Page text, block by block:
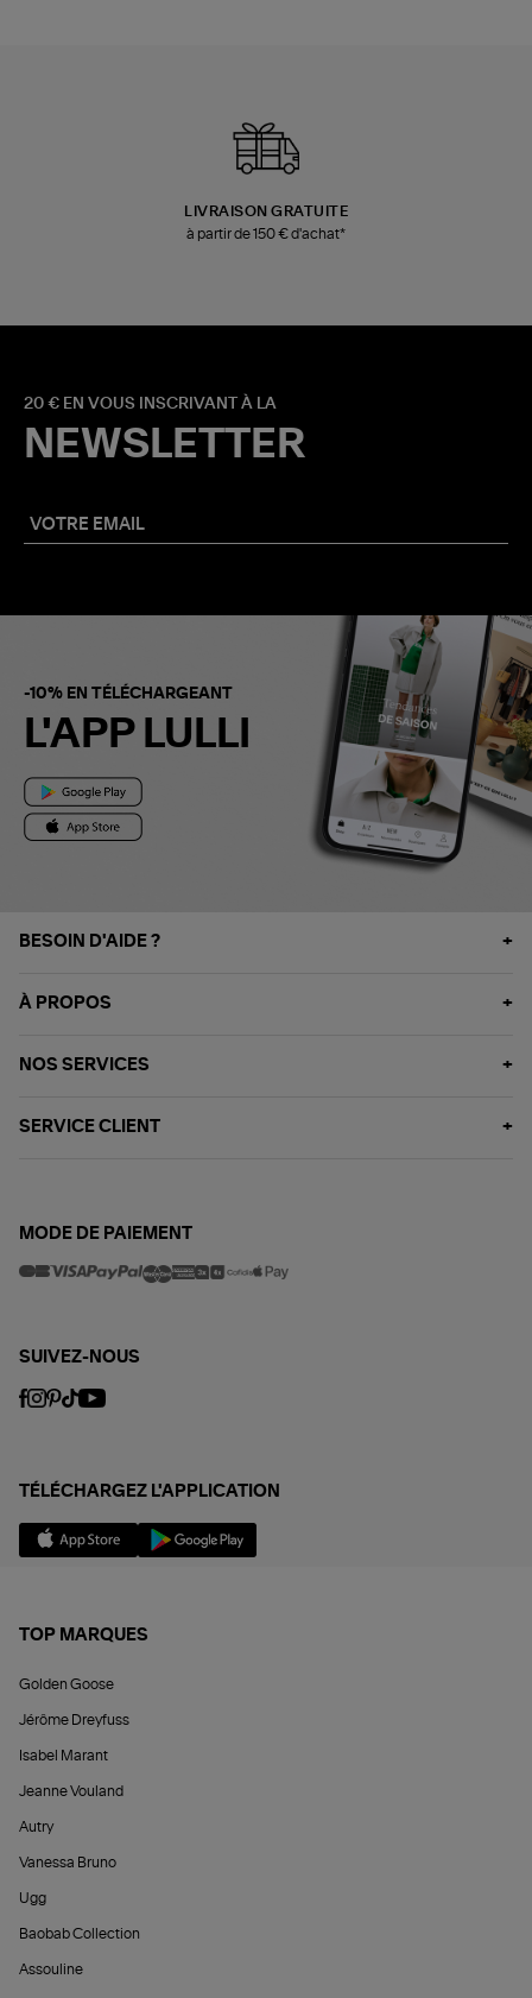
LIVRAISON GRATUITE
à partir de 150 € d'achat*
20 € EN VOUS INSCRIVANT À LA
NEWSLETTER
-10% EN TÉLÉCHARGEANT
L'APP LULLI
BESOIN D'AIDE ?
À PROPOS
NOS SERVICES
SERVICE CLIENT
MODE DE PAIEMENT
SUIVEZ-NOUS
TÉLÉCHARGEZ L'APPLICATION
TOP MARQUES
Golden Goose
Jérôme Dreyfuss
Isabel Marant
Jeanne Vouland
Autry
Vanessa Bruno
Ugg
Baobab Collection
Assouline